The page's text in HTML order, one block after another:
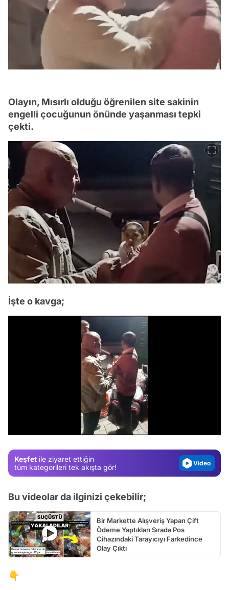
Olayın, Mısırlı olduğu öğrenilen site sakinin
engelli çocuğunun önünde yaşanması tepki
çekti.
İşte o kavga;
Keşfet ile ziyaret ettiğin
tüm kategorileri tek akışta gör!
Video
Bu videolar da ilginizi çekebilir;
Bir Markette Alışveriş Yapan Çift
Ödeme Yaptıkları Sırada Pos
Cihazındaki Tarayıcıyı Farkedince
Olay Çıktı
👇